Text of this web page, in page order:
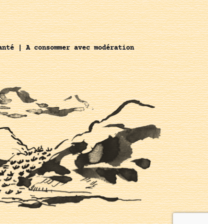
| A consommer avec modération